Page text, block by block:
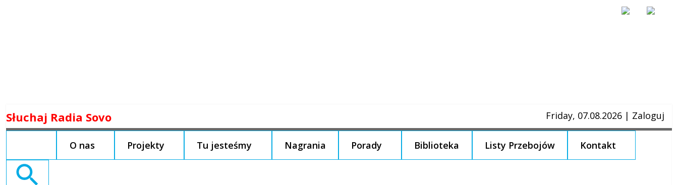
to
Słuchaj Radia Sovo Friday, 07.08.2026 | Zaloguj
O nas Projekty Tu jesteśmy Nagrania Porady Biblioteka Listy Przebojów Kontakt
Search